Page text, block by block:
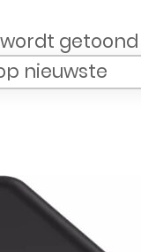
getoond
nieuwste